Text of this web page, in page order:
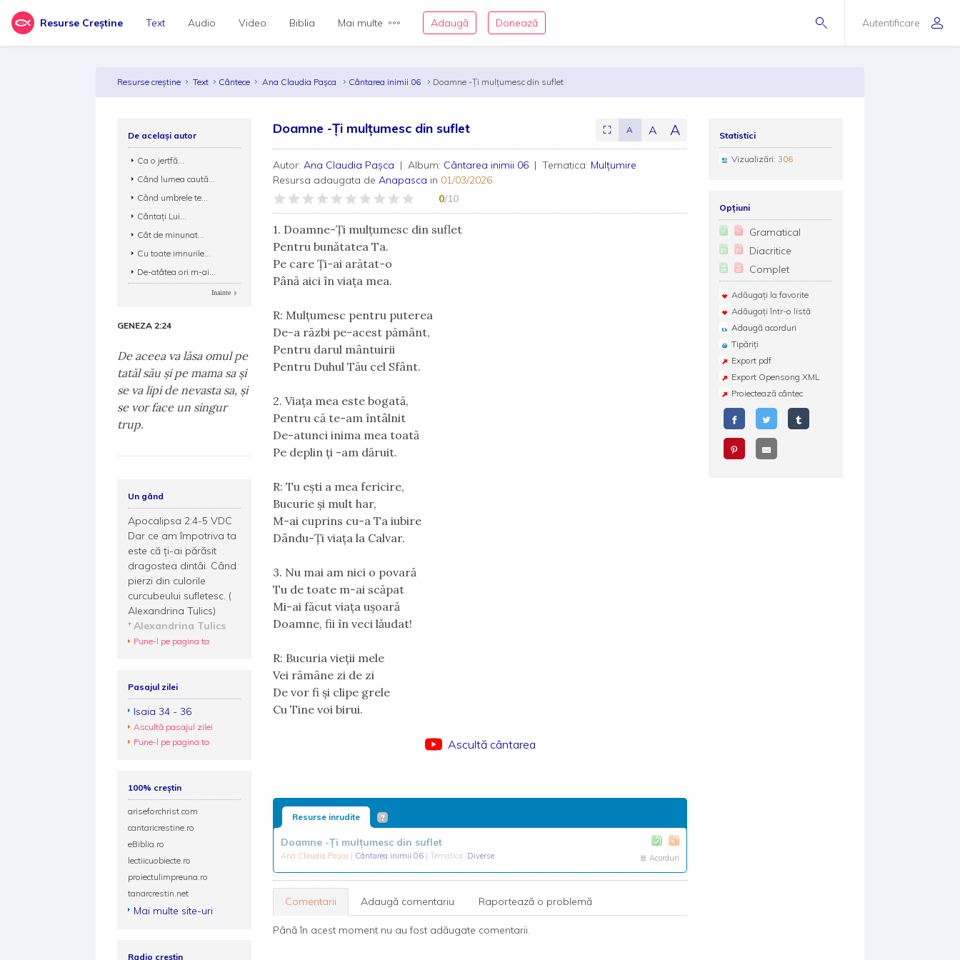
Resurse Creștine Autentificare
Text Audio Video Biblia Mai multe Adaugă Donează
Resurse creștine Text Cântece Ana Claudia Pașca Cântarea inimii 06 Doamne -Ți mulțumesc din suflet
Doamne -Ți mulțumesc din suflet ⛶ A A A
Autor:Ana Claudia Pașca | Album: Cântarea inimii 06 | Tematica: Mulțumire
Resursa adaugata deAnapasca in 01/03/2026
0/10
1. Doamne-Ți mulțumesc din suflet
Pentru bunătatea Ta.
Pe care Ți-ai arătat-o
Până aici în viața mea.
R: Mulțumesc pentru puterea
De-a răzbi pe-acest pământ,
Pentru darul mântuirii
Pentru Duhul Tău cel Sfânt.
2. Viața mea este bogată,
Pentru că te-am întâlnit
De-atunci inima mea toată
Pe deplin ți -am dăruit.
R: Tu ești a mea fericire,
Bucurie și mult har,
M-ai cuprins cu-a Ta iubire
Dându-Ți viața la Calvar.
3. Nu mai am nici o povară
Tu de toate m-ai scăpat
Mi-ai făcut viața ușoară
Doamne, fii în veci lăudat!
R: Bucuria vieții mele
Vei rămâne zi de zi
De vor fi și clipe grele
Cu Tine voi birui.
Ascultă cântarea
Resurse inrudite
Doamne -Ți mulțumesc din suflet
Ana Claudia Pașca | Cântarea inimii 06 | Tematica: Diverse Acorduri
Comentarii Adaugă comentariu Raportează o problemă
Până în acest moment nu au fost adăugate comentarii.
Statistici
Vizualizări: 306
Opțiuni
Gramatical
Diacritice
Complet
Adăugați la favorite
Adăugați într-o listă
Adaugă acorduri
Tipăriți
Export pdf
Export Opensong XML
Proiectează cântec
De același autor
Ca o jertfă...
Când lumea caută...
Când umbrele te...
Cântați Lui...
Cât de minunat...
Cu toate imnurile...
De-atâtea ori m-ai...
Inainte
GENEZA 2:24
De aceea va lăsa omul pe
tatăl său şi pe mama sa şi
se va lipi de nevasta sa, şi
se vor face un singur
trup.
Un gând
Apocalipsa 2:4-5 VDC
Dar ce am împotriva ta
este că ți-ai părăsit
dragostea dintâi. Când
pierzi din culorile
curcubeului sufletesc. (
Alexandrina Tulics)
Alexandrina Tulics
Pune-l pe pagina ta
Pasajul zilei
Isaia 34 - 36
Ascultă pasajul zilei
Pune-l pe pagina ta
100% creștin
ariseforchrist.com
cantaricrestine.ro
eBiblia.ro
lectiicuobiecte.ro
proiectulimpreuna.ro
tanarcrestin.net
Mai multe site-uri
Radio creștin